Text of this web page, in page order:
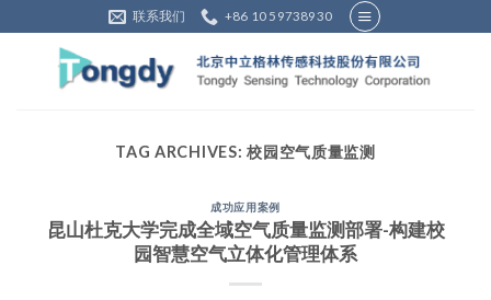
to
联系我们 +86 10 59738930
TAG ARCHIVES:校园空气质量监测
成功应用案例
昆山杜克大学完成全域空气质量监测部署-构建校
园智慧空气立体化管理体系